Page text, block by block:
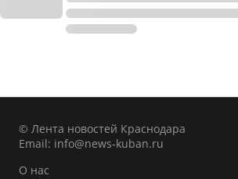
© Лента новостей Краснодара
Email: info@news-kuban.ru
О нас